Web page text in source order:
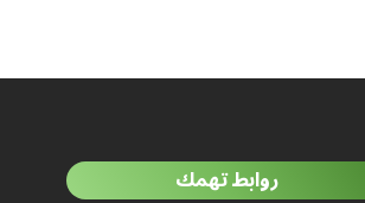
روابط تهمك